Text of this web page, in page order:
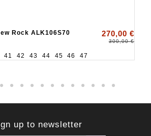
Rock ALK106S70 270,00 €
300,00 €
41 42 43 44 45 46 47
up to newsletter